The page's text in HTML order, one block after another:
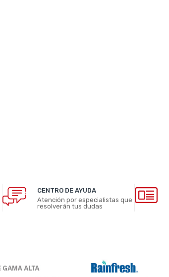
CENTRO DE AYUDA
Atención por especialistas que
resolverán tus dudas